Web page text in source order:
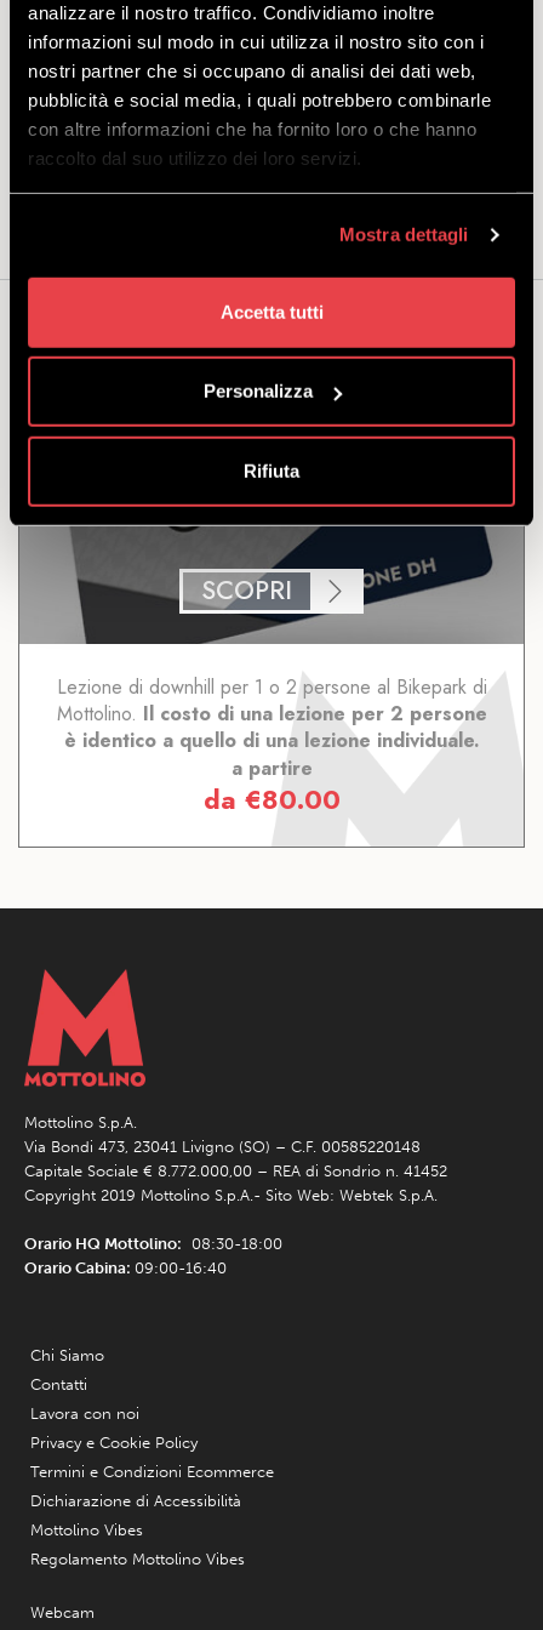
analizzare il nostro traffico. Condividiamo inoltre
informazioni sul modo in cui utilizza il nostro sito con i
nostri partner che si occupano di analisi dei dati web,
pubblicità e social media, i quali potrebbero combinarle
con altre informazioni che ha fornito loro o che hanno
raccolto dal suo utilizzo dei loro servizi.
Mostra dettagli
Accetta tutti
Personalizza
Rifiuta
Descrizione:lezione di downhill per 1 o 2 persone all'interno del
Bikepark Mottolino, con gli istruttori della scuola Bike Livigno. Le
lezioni si rivolgono a riders di ogni età, dai bambini agli adulti, e
sono personalizzate in base al proprio livello tecnico e ai propri
obiettivi. Per chi si iscrive in coppia è richiesto che il livello di
Può interessarti anche...
LEZIONE DOWNHILL 2 ORE
SCOPRI
Lezione di downhill per 1 o 2 persone al Bikepark di
Mottolino. Il costo di una lezione per 2 persone
è identico a quello di una lezione individuale.
a partire
da €80.00
Mottolino S.p.A.
Via Bondi 473, 23041 Livigno (SO) – C.F. 00585220148
Capitale Sociale € 8.772.000,00 – REA di Sondrio n. 41452
Copyright 2019 Mottolino S.p.A.- Sito Web: Webtek S.p.A.
Orario HQ Mottolino: 08:30-18:00
Orario Cabina: 09:00-16:40
Chi Siamo
Contatti
Lavora con noi
Privacy e Cookie Policy
Termini e Condizioni Ecommerce
Dichiarazione di Accessibilità
Mottolino Vibes
Regolamento Mottolino Vibes
Webcam